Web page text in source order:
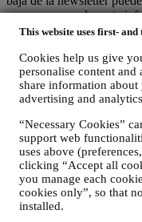
This website uses first-
Cookies help us give
personalise content and
share information
advertising and
“Necessary Cookies”
support web
uses above
clicking “Accept all
you manage each
cookies only”, so that
installed.
que aparece en la parte
cualquier caso, si desea
privacy@lecreuset.com .
pero en algunas
hasta que la exclusión se
recuerde que no
marketing.
En caso de que haya
enviar un correo
productos. Estamos
nuestros clientes (si